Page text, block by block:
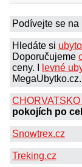
Podívejte se
Hledáte si
Doporučujeme
ceny. I
levné
MegaUbytko.cz.
pokojích po
Snowtrex.cz
Treking.cz